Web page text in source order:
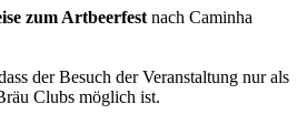
zum Artbeerfest nach Caminha
der Besuch der Veranstaltung nur als
Clubs möglich ist.